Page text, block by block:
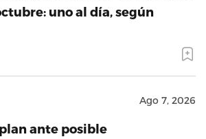
uno al día, según
Ago 7, 2026
ante posible